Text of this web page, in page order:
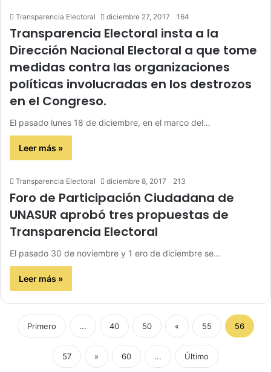
Transparencia Electoral diciembre 27, 2017 164
Transparencia Electoral insta a la
Dirección Nacional Electoral a que tome
medidas contra las organizaciones
políticas involucradas en los destrozos
en el Congreso.
El pasado lunes 18 de diciembre, en el marco del…
Leer más »
Transparencia Electoral diciembre 8, 2017 213
Foro de Participación Ciudadana de
UNASUR aprobó tres propuestas de
Transparencia Electoral
El pasado 30 de noviembre y 1 ero de diciembre se…
Leer más »
Primero ... 40 50 « 55 56
57 » 60 ... Último